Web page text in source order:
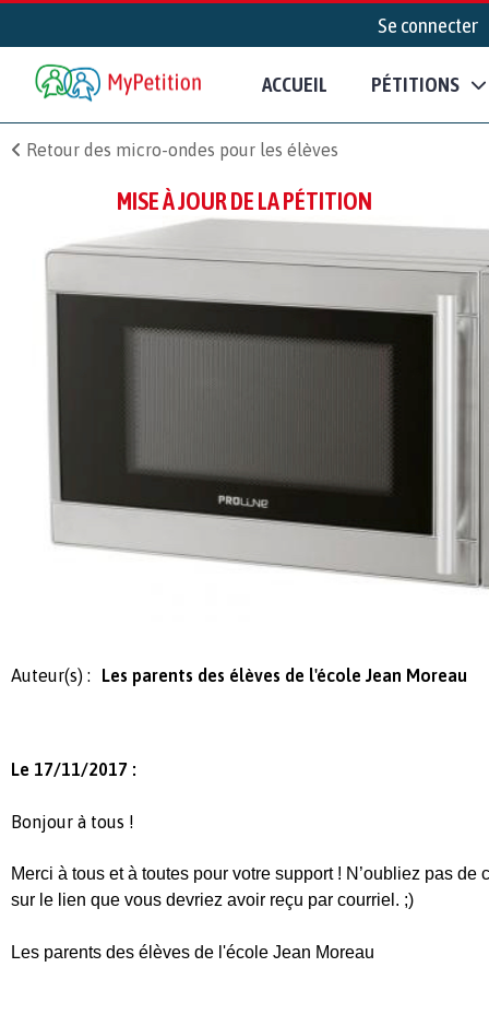
Se connecter
ACCUEIL PÉTITIONS
Retour des micro-ondes pour les élèves
MISE À JOUR DE LA PÉTITION
Auteur(s) : Les parents des élèves de l'école Jean Moreau
Le 17/11/2017 :
Bonjour à tous !
Merci à tous et à toutes pour votre support ! N’oubliez pas de
sur le lien que vous devriez avoir reçu par courriel. ;)
Les parents des élèves de l'école Jean Moreau